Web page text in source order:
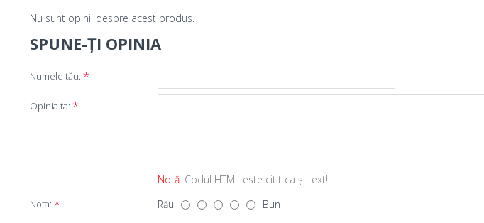
Nu sunt opinii despre acest produs.
SPUNE-ŢI OPINIA
Numele tău:
Opinia ta:
Notă: Codul HTML este citit ca şi text!
Nota: Rău Bun